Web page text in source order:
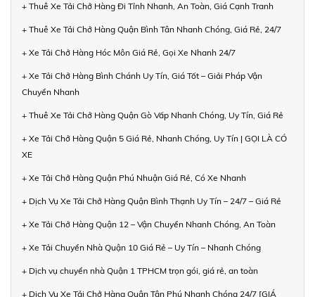
+ Thuê Xe Tải Chở Hàng Đi Tỉnh Nhanh, An Toàn, Giá Cạnh Tranh
+ Thuê Xe Tải Chở Hàng Quận Bình Tân Nhanh Chóng, Giá Rẻ, 24/7
+ Xe Tải Chở Hàng Hóc Môn Giá Rẻ, Gọi Xe Nhanh 24/7
+ Xe Tải Chở Hàng Bình Chánh Uy Tín, Giá Tốt – Giải Pháp Vận
Chuyển Nhanh
+ Thuê Xe Tải Chở Hàng Quận Gò Vấp Nhanh Chóng, Uy Tín, Giá Rẻ
+ Xe Tải Chở Hàng Quận 5 Giá Rẻ, Nhanh Chóng, Uy Tín | GỌI LÀ CÓ
XE
+ Xe Tải Chở Hàng Quận Phú Nhuận Giá Rẻ, Có Xe Nhanh
+ Dịch Vụ Xe Tải Chở Hàng Quận Bình Thạnh Uy Tín – 24/7 – Giá Rẻ
+ Xe Tải Chở Hàng Quận 12 – Vận Chuyển Nhanh Chóng, An Toàn
+ Xe Tải Chuyển Nhà Quận 10 Giá Rẻ – Uy Tín – Nhanh Chóng
+ Dịch vụ chuyển nhà Quận 1 TPHCM trọn gói, giá rẻ, an toàn
+ Dịch Vụ Xe Tải Chở Hàng Quận Tân Phú Nhanh Chóng 24/7 [GIÁ